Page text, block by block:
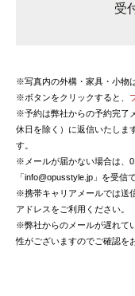
受
※写真内の外構・家具・小物
※ボタンをクリックすると、
※予約は弊社からの予約完了
休日を除く）に返信いたしま
す。
※メールが届かない場合は、
「info@opusstyle.jp」を受信
※携帯キャリアメールでは送
アドレスをご利用ください。
※弊社からのメールが遅れて
性がございますのでご確認を